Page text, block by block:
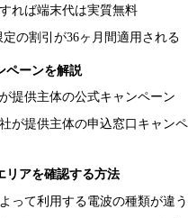
れば端末代は実質無料
の割引が36ヶ月間適用される
ペーンを解説
提供主体の公式キャンペーン
が提供主体の申込窓口キャン
リアを確認する方法
って利用する電波の種類が違う